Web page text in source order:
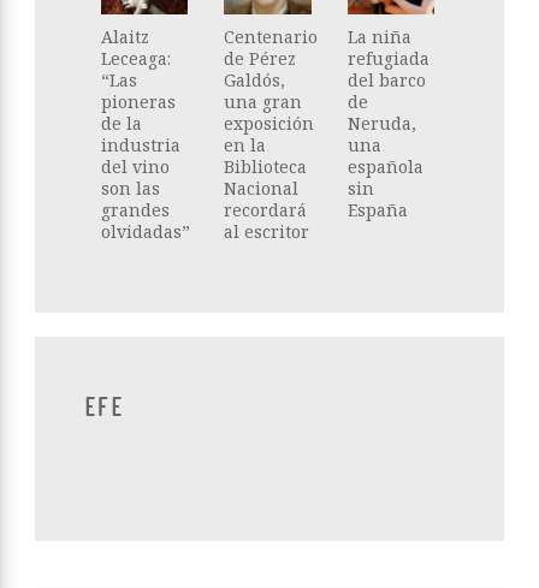
Alaitz
Leceaga:
“Las
pioneras
de la
industria
del vino
son las
grandes
olvidadas”
Centenario
de Pérez
Galdós,
una gran
exposición
en la
Biblioteca
Nacional
recordará
al escritor
La niña
refugiada
del barco
de
Neruda,
una
española
sin
España
EFE